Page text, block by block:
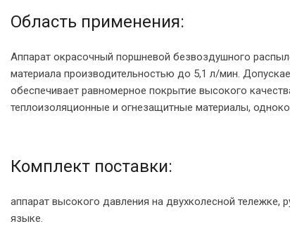
Область применения:
Аппарат окрасочный поршневой безвоздушного
материала производительностью до 5,1 л/мин.
обеспечивает равномерное покрытие высокого
теплоизоляционные и огнезащитные материалы,
Комплект поставки:
аппарат высокого давления на двухколесной тележке,
языке.